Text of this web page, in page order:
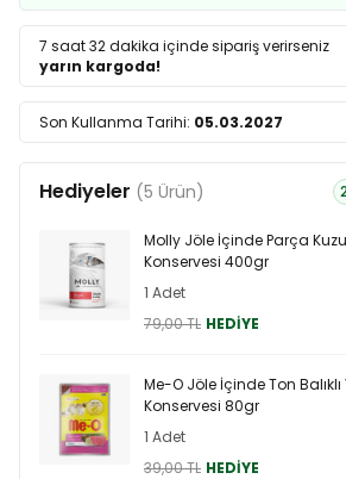
7 saat 32 dakika içinde sipariş verirseniz
yarın kargoda!
Son Kullanma Tarihi: 05.03.2027
Hediyeler (5 Ürün)
Molly Jöle İçinde Parça
Konservesi 400gr
1 Adet
79,00 TL HEDİYE
Me-O Jöle İçinde Ton
Konservesi 80gr
1 Adet
39,00 TL HEDİYE